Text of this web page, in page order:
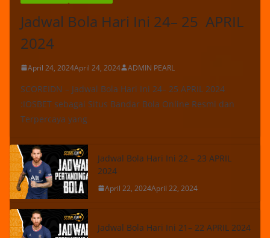
Jadwal Bola Hari Ini 24– 25 APRIL
2024
April 24, 2024April 24, 2024 ADMIN PEARL
SCOREIDN – Jadwal Bola Hari Ini 24– 25 APRIL 2024
:IOSBET sebagai Situs Bandar Bola Online Resmi dan
Terpercaya yang
Jadwal Bola Hari Ini 22 – 23 APRIL
2024
April 22, 2024April 22, 2024
Jadwal Bola Hari Ini 21– 22 APRIL 2024